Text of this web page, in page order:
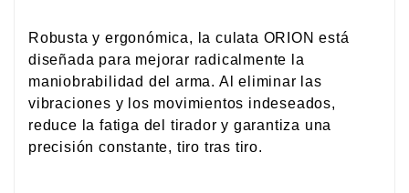
Robusta y ergonómica, la culata ORION está
diseñada para mejorar radicalmente la
maniobrabilidad del arma. Al eliminar las
vibraciones y los movimientos indeseados,
reduce la fatiga del tirador y garantiza una
precisión constante, tiro tras tiro.